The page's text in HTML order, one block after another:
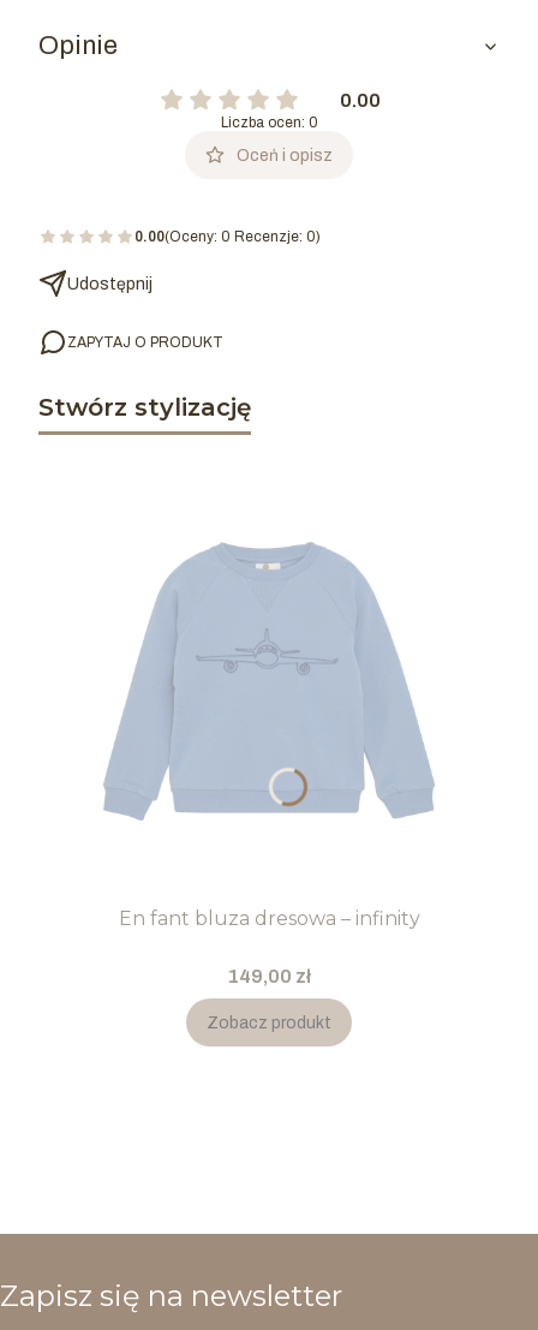
Opinie
0.00
Liczba ocen: 0
Oceń i opisz
0.00(Oceny: 0 Recenzje: 0)
Udostępnij
ZAPYTAJ O PRODUKT
Stwórz stylizację
En fant bluza dresowa – infinity
Cena
149,00 zł
Zobacz produkt
Zapisz się na newsletter